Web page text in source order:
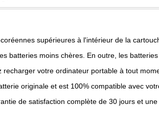
supérieures à l'intérieur de la
batteries moins chères. En outre, les
votre ordinateur portable à tout
originale et est 100% compatible avec
de satisfaction complète de 30 jours et